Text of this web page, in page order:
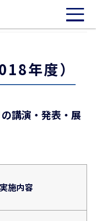
年度）
講演・発表・展
実施内容